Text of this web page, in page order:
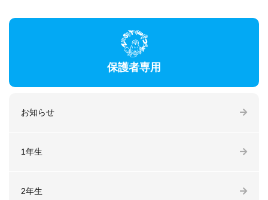
保護者専用
お知らせ
1年生
2年生